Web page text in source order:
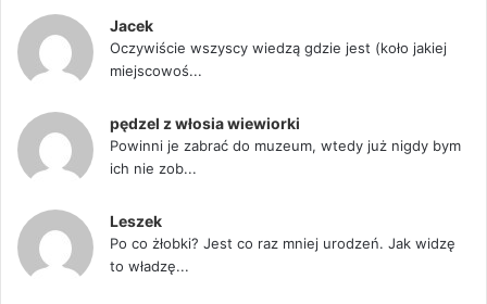
Jacek
Oczywiście wszyscy wiedzą gdzie jest (koło jakiej
miejscowoś...
pędzel z włosia wiewiorki
Powinni je zabrać do muzeum, wtedy już nigdy bym
ich nie zob...
Leszek
Po co żłobki? Jest co raz mniej urodzeń. Jak widzę
to władzę...